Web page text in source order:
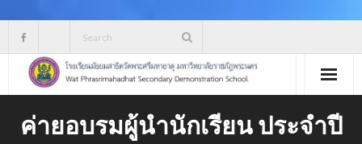
content
ค่ายอบรมผู้นำนักเรียน ประจำปี